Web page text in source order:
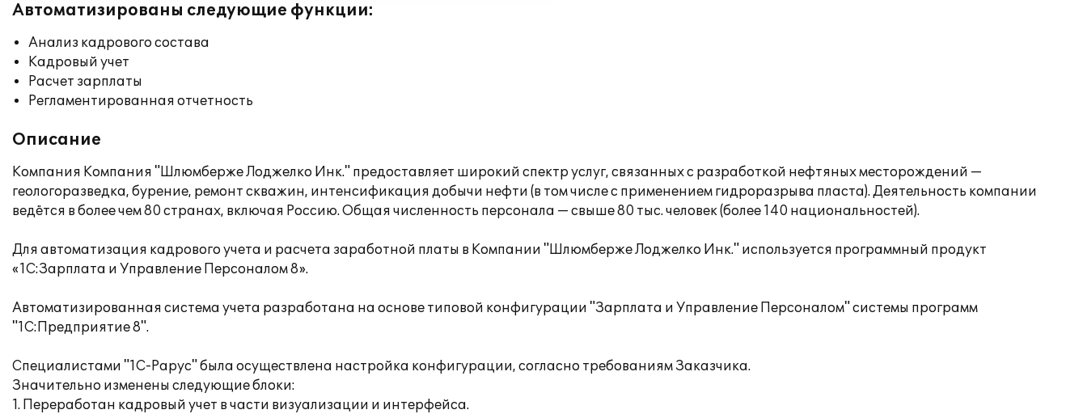
Автоматизированы следующие функции:
Анализ кадрового состава
Кадровый учет
Расчет зарплаты
Регламентированная отчетность
Описание
Компания Компания "Шлюмберже Лоджелко Инк." предоставляет широкий спектр услуг, связанных с разработкой нефтяных месторождений —
геологоразведка, бурение, ремонт скважин, интенсификация добычи нефти (в том числе с применением гидроразрыва пласта). Деятельность компании
ведётся в более чем 80 странах, включая Россию. Общая численность персонала — свыше 80 тыс. человек (более 140 национальностей).
Для автоматизация кадрового учета и расчета заработной платы в Компании "Шлюмберже Лоджелко Инк." используется программный продукт
«1С:Зарплата и Управление Персоналом 8».
Автоматизированная система учета разработана на основе типовой конфигурации "Зарплата и Управление Персоналом" системы программ
"1С:Предприятие 8".
Специалистами "1С-Рарус" была осуществлена настройка конфигурации, согласно требованиям Заказчика.
Значительно изменены следующие блоки:
1. Переработан кадровый учет в части визуализации и интерфейса.